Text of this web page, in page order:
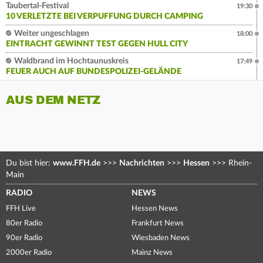
Taubertal-Festival
10 VERLETZTE BEI VERPUFFUNG DURCH CAMPING
19:30
Weiter ungeschlagen
EINTRACHT GEWINNT TEST GEGEN HULL CITY
18:00
Waldbrand im Hochtaunuskreis
FEUER AUCH AUF BUNDESPOLIZEI-GELÄNDE
17:49
AUS DEM NETZ
Du bist hier: www.FFH.de >>> Nachrichten >>> Hessen >>> Rhein-
Main
RADIO
FFH Live
80er Radio
90er Radio
2000er Radio
NEWS
Hessen News
Frankfurt News
Wiesbaden News
Mainz News